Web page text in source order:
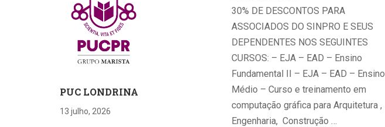
PUC LONDRINA
13 julho, 2026
30% DE DESCONTOS PARA
ASSOCIADOS DO SINPRO E SEUS
DEPENDENTES NOS SEGUINTES
CURSOS: – EJA – EAD – Ensino
Fundamental II – EJA – EAD – Ensino
Médio – Curso e treinamento em
computação gráfica para Arquitetura ,
Engenharia, Construção …